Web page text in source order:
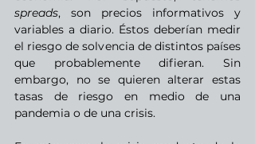
spreads, son precios informativos y
variables a diario. Éstos deberían medir
el riesgo de solvencia de distintos países
que probablemente difieran. Sin
embargo, no se quieren alterar estas
tasas de riesgo en medio de una
pandemia o de una crisis.